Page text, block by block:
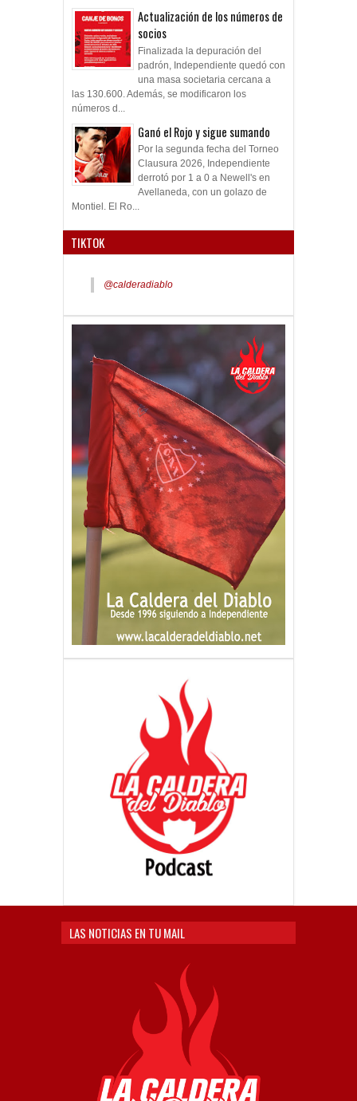
Actualización de los números de
socios
Finalizada la depuración del
padrón, Independiente quedó con
una masa societaria cercana a
las 130.600. Además, se modificaron los
números d...
Ganó el Rojo y sigue sumando
Por la segunda fecha del Torneo
Clausura 2026, Independiente
derrotó por 1 a 0 a Newell's en
Avellaneda, con un golazo de
Montiel. El Ro...
TIKTOK
@calderadiablo
LAS NOTICIAS EN TU MAIL